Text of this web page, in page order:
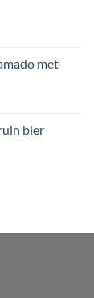
met
bier